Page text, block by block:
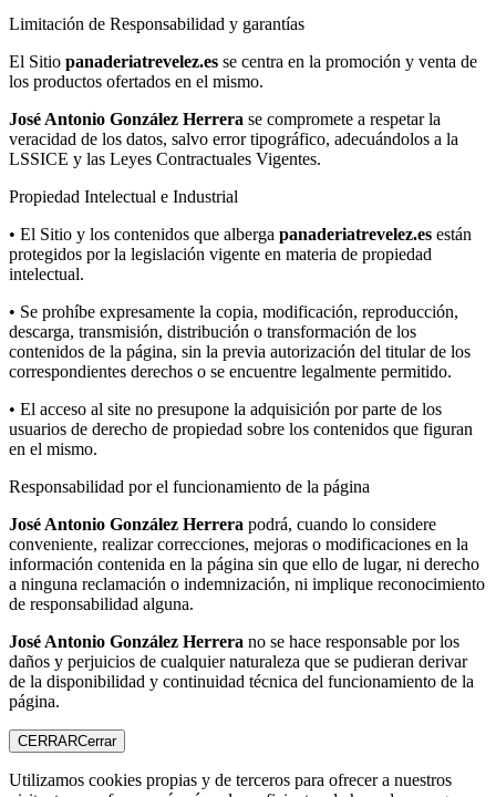
Limitación de Responsabilidad y garantías
El Sitio panaderiatrevelez.es se centra en la promoción y venta de
los productos ofertados en el mismo.
José Antonio González Herrera se compromete a respetar la
veracidad de los datos, salvo error tipográfico, adecuándolos a la
LSSICE y las Leyes Contractuales Vigentes.
Propiedad Intelectual e Industrial
• El Sitio y los contenidos que alberga panaderiatrevelez.es están
protegidos por la legislación vigente en materia de propiedad
intelectual.
• Se prohíbe expresamente la copia, modificación, reproducción,
descarga, transmisión, distribución o transformación de los
contenidos de la página, sin la previa autorización del titular de los
correspondientes derechos o se encuentre legalmente permitido.
• El acceso al site no presupone la adquisición por parte de los
usuarios de derecho de propiedad sobre los contenidos que figuran
en el mismo.
Responsabilidad por el funcionamiento de la página
José Antonio González Herrera podrá, cuando lo considere
conveniente, realizar correcciones, mejoras o modificaciones en la
información contenida en la página sin que ello de lugar, ni derecho
a ninguna reclamación o indemnización, ni implique reconocimiento
de responsabilidad alguna.
José Antonio González Herrera no se hace responsable por los
daños y perjuicios de cualquier naturaleza que se pudieran derivar
de la disponibilidad y continuidad técnica del funcionamiento de la
página.
CERRARCerrar
Utilizamos cookies propias y de terceros para ofrecer a nuestros